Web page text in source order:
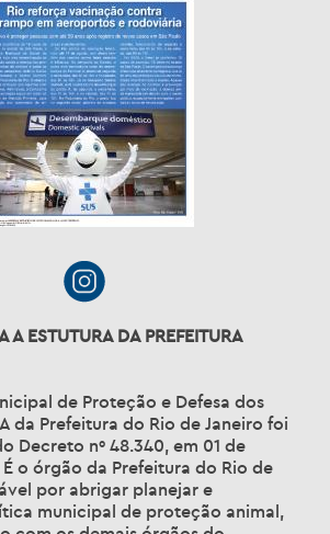
A ESTUTURA DA PREFEITURA
de Proteção e Defesa dos
da Prefeitura do Rio de Janeiro foi
Decreto nº 48.340, em 01 de
o órgão da Prefeitura do Rio de
por abrigar planejar e
municipal de proteção animal,